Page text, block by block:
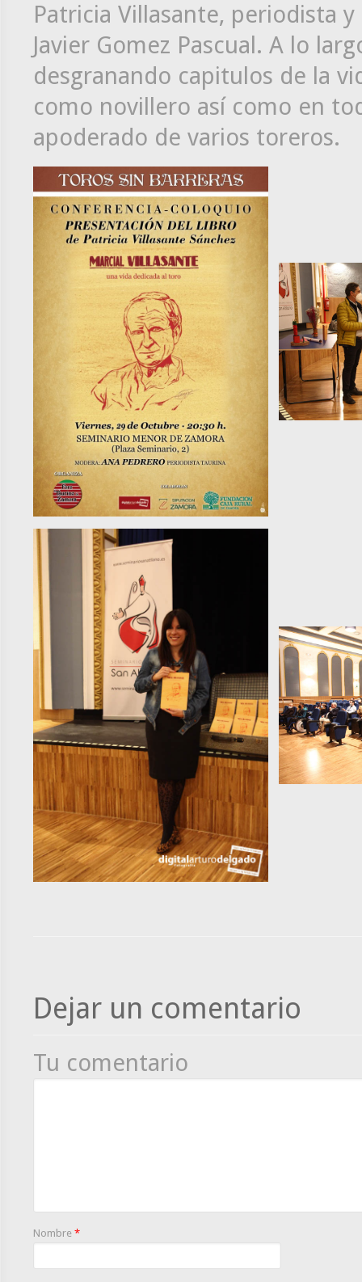
Patricia Villasante, periodista
Javier Gomez Pascual. A lo
desgranando capitulos de la
como novillero así como en
apoderado de varios toreros.
Dejar un comentario
Tu comentario
Nombre *